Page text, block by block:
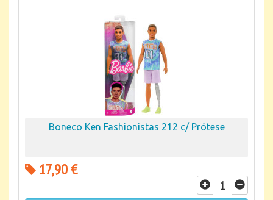
Boneco Ken Fashionistas 212 c/ Prótese
17,90 €